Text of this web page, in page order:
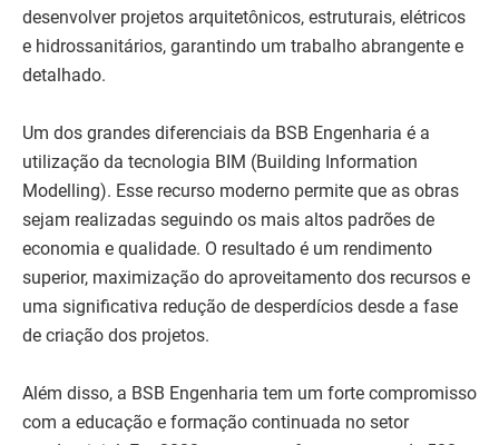
desenvolver projetos arquitetônicos, estruturais, elétricos
e hidrossanitários, garantindo um trabalho abrangente e
detalhado.
Um dos grandes diferenciais da BSB Engenharia é a
utilização da tecnologia BIM (Building Information
Modelling). Esse recurso moderno permite que as obras
sejam realizadas seguindo os mais altos padrões de
economia e qualidade. O resultado é um rendimento
superior, maximização do aproveitamento dos recursos e
uma significativa redução de desperdícios desde a fase
de criação dos projetos.
Além disso, a BSB Engenharia tem um forte compromisso
com a educação e formação continuada no setor